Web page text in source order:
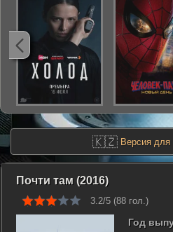
🇰🇿 Версия для
Почти там (2016)
3.2/5 (88 гол.)
Год